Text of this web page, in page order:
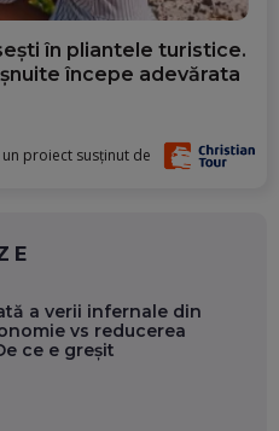
în pliantele turistice.
începe adevărata
un proiect susținut de
a verii infernale din
vs reducerea
ce e greșit